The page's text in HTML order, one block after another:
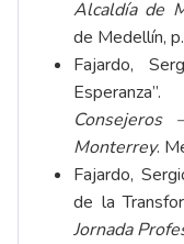
Alcaldía de
de Medellín,
Fajardo,
Esperanza”.
Consejeros
Monterrey.
Fajardo,
de la
Jornada